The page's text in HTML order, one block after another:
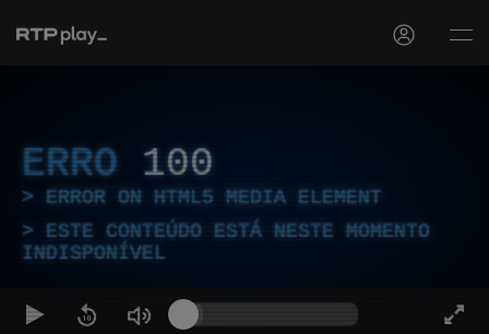
ERRO 100
ERROR ON HTML5 MEDIA ELEMENT
ESTE CONTEÚDO ESTÁ NESTE MOMENTO
INDISPONÍVEL